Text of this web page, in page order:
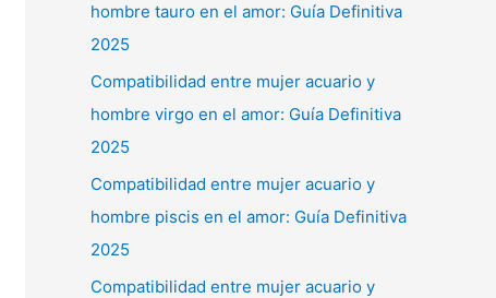
hombre tauro en el amor: Guía Definitiva
2025
Compatibilidad entre mujer acuario y
hombre virgo en el amor: Guía Definitiva
2025
Compatibilidad entre mujer acuario y
hombre piscis en el amor: Guía Definitiva
2025
Compatibilidad entre mujer acuario y